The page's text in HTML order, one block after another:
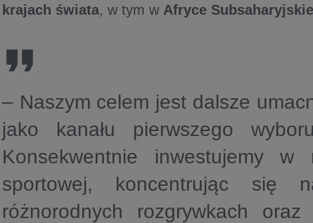
krajach świata, w tym w Afryce
– Naszym celem jest dalsze
jako kanału pierwszego
Konsekwentnie inwestujemy
sportowej, koncentrując się
różnorodnych rozgrywkach oraz